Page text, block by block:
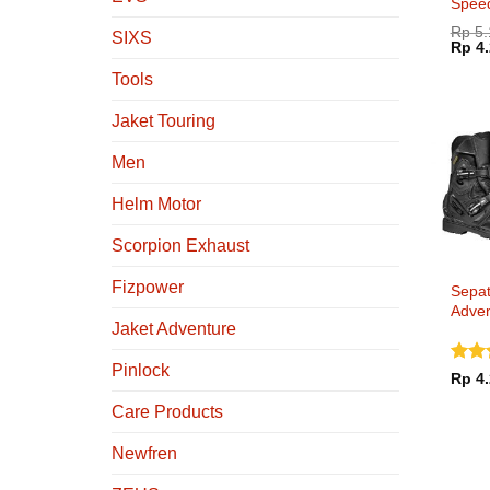
SIXS
Tools
Jaket Touring
Men
Helm Motor
Scorpion Exhaust
Fizpower
Jaket Adventure
Pinlock
Care Products
Newfren
Rp
aslinya
Rp
dari 5
Rp